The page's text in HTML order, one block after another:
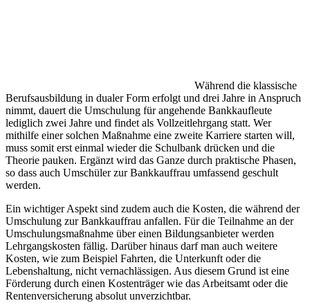
Während die klassische
Berufsausbildung in dualer Form erfolgt und drei Jahre in Anspruch
nimmt, dauert die Umschulung für angehende Bankkaufleute
lediglich zwei Jahre und findet als Vollzeitlehrgang statt. Wer
mithilfe einer solchen Maßnahme eine zweite Karriere starten will,
muss somit erst einmal wieder die Schulbank drücken und die
Theorie pauken. Ergänzt wird das Ganze durch praktische Phasen,
so dass auch Umschüler zur Bankkauffrau umfassend geschult
werden.
Ein wichtiger Aspekt sind zudem auch die Kosten, die während der
Umschulung zur Bankkauffrau anfallen. Für die Teilnahme an der
Umschulungsmaßnahme über einen Bildungsanbieter werden
Lehrgangskosten fällig. Darüber hinaus darf man auch weitere
Kosten, wie zum Beispiel Fahrten, die Unterkunft oder die
Lebenshaltung, nicht vernachlässigen. Aus diesem Grund ist eine
Förderung durch einen Kostenträger wie das Arbeitsamt oder die
Rentenversicherung absolut unverzichtbar.